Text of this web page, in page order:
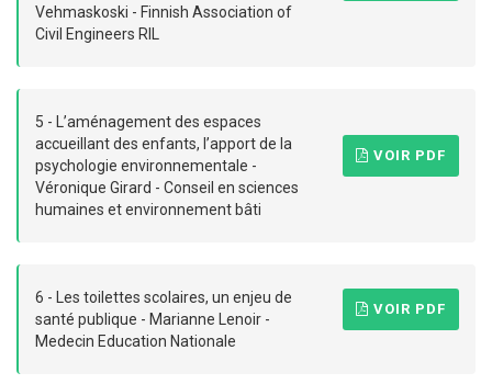
Vehmaskoski - Finnish Association of
Civil Engineers RIL
5 - L’aménagement des espaces
accueillant des enfants, l’apport de la
psychologie environnementale -
Véronique Girard - Conseil en sciences
humaines et environnement bâti
VOIR PDF
6 - Les toilettes scolaires, un enjeu de
santé publique - Marianne Lenoir -
Medecin Education Nationale
VOIR PDF